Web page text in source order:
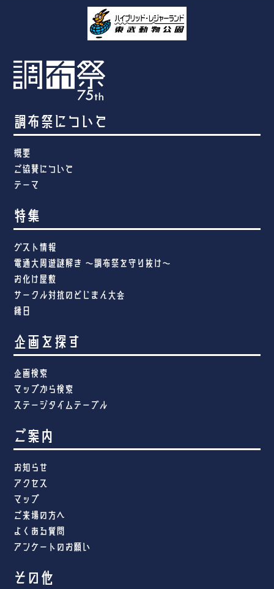
調布祭について
概要
ご協賛について
テーマ
特集
ゲスト情報
電通大周遊謎解き ～調布祭を守り抜け～
お化け屋敷
サークル対抗のどじまん大会
縁日
企画を探す
企画検索
マップから検索
ステージタイムテーブル
ご案内
お知らせ
アクセス
マップ
ご来場の方へ
よくある質問
アンケートのお願い
その他